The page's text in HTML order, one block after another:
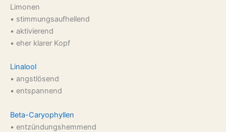
Limonen
• stimmungsaufhellend
• aktivierend
• eher klarer Kopf
Linalool
• angstlösend
• entspannend
Beta-Caryophyllen
• entzündungshemmend